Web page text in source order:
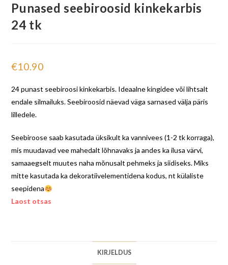
Punased seebiroosid kinkekarbis
24 tk
€10.90
24 punast seebiroosi kinkekarbis. Ideaalne kingidee või lihtsalt
endale silmailuks. Seebiroosid näevad väga sarnased välja päris
lilledele.
Seebiroose saab kasutada üksikult ka vannivees (1-2 tk korraga),
mis muudavad vee mahedalt lõhnavaks ja andes ka ilusa värvi,
samaaegselt muutes naha mõnusalt pehmeks ja siidiseks. Miks
mitte kasutada ka dekoratiivelementidena kodus, nt külaliste
seepidena
Laost otsas
KIRJELDUS